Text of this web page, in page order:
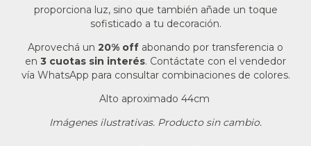
proporciona luz, sino que también añade un toque
sofisticado a tu decoración.
Aprovechá un 20% off abonando por transferencia o
en 3 cuotas sin interés. Contáctate con el vendedor
vía WhatsApp para consultar combinaciones de colores.
Alto aproximado 44cm
Imágenes ilustrativas. Producto sin cambio.